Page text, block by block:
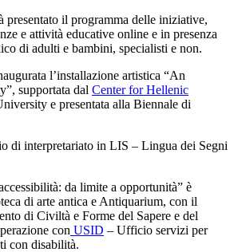
presentato il programma delle iniziative,
e attività educative online e in presenza
di adulti e bambini, specialisti e non.
l’installazione artistica “An
supportata dal Center for Hellenic
e presentata alla Biennale di
di interpretariato in LIS – Lingua dei Segni
da limite a opportunità” è
di arte antica e Antiquarium, con il
di Civiltà e Forme del Sapere e del
con USID – Ufficio servizi per
con disabilità.